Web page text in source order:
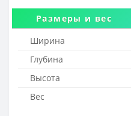
Размеры и вес
Ширина
Глубина
Высота
Вес